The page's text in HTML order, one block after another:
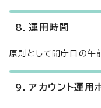
8．運用時間
原則として開庁日の
9．アカウント運用